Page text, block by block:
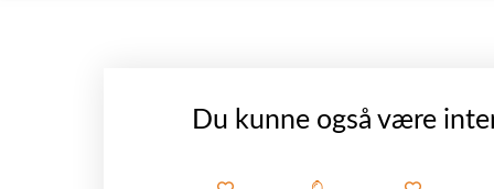
Du kunne også være